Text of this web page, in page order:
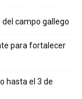
campo gallego
para fortalecer
hasta el 3 de